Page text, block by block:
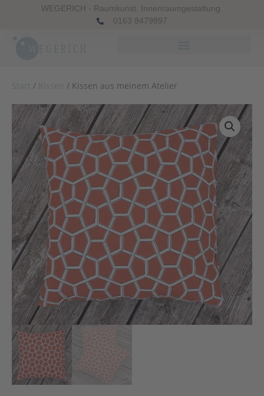
WEGERICH - Raumkunst. Innenraumgestaltung.
0163 8479897
/ / Kissen aus meinem Atelier